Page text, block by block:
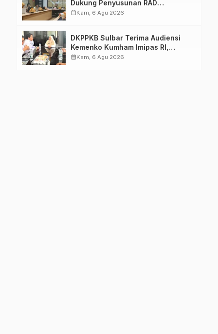
Dukung Penyusunan RAD
TPB/SDGs Sulawesi Barat
calendar_monthKam, 6 Agu 2026
DKPPKB Sulbar Terima Audiensi
Kemenko Kumham Imipas RI,
Perkuat Pelayanan Kesehatan bagi
calendar_monthKam, 6 Agu 2026